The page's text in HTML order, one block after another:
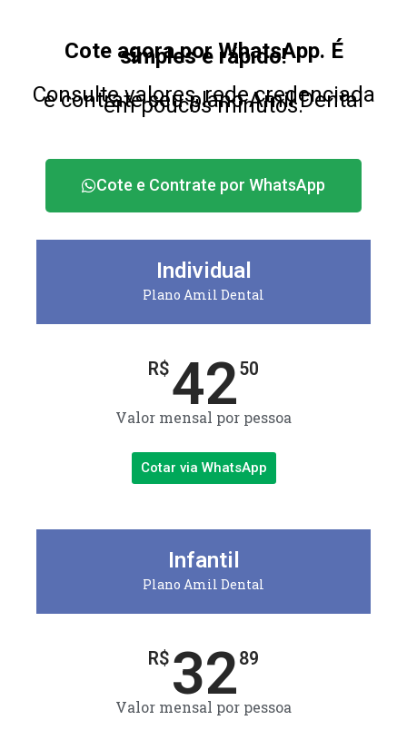
Cote agora por WhatsApp. É
simples e rápido!
Consulte valores, rede credenciada
e contrate seu plano Amil Dental
em poucos minutos.
Cote e Contrate por WhatsApp
Individual
Plano Amil Dental
R$4250
Valor mensal por pessoa
Cotar via WhatsApp
Infantil
Plano Amil Dental
R$ 3289
Valor mensal por pessoa